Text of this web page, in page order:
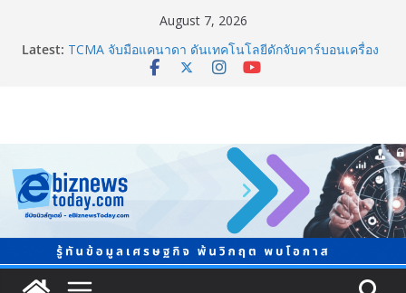
August 7, 2026
Latest: Guangzhou Yinghao School เผยวิสัยทัศน์การศึกษาที่
พร้อมรับอนาคต
ภาครัฐ-เอกชนจับมือสัมมนาใหญ่ ยกระดับอุตสาหกรรมเซ
รามิกไทยสู่สากล พร้อมชวนผู้ประกอบไทยร่วมงาน
“Ceramics Vietnam & Stone Vietnam 2026”
อลิอันซ์ อยุธยา ส่งเสริมคนไทยเตรียมพร้อมรับมือวิกฤต
เปิดพื้นที่ “Level Up the Care by Allianz Ayudhya
นิทรรศการยกระดับ…ความเป็นห่วง” ในงาน Hug
HeartYai